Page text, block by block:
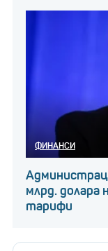
ФИНАНСИ
млрд. долара
тарифи